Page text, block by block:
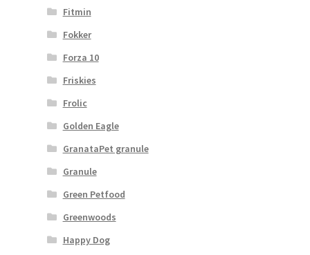
Fitmin
Fokker
Forza 10
Friskies
Frolic
Golden Eagle
GranataPet granule
Granule
Green Petfood
Greenwoods
Happy Dog